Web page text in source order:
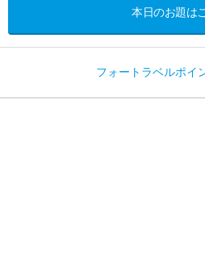
本日のお題は
フォートラベルポイ